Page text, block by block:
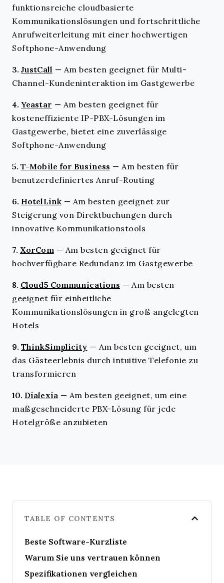
funktionsreiche cloudbasierte
Kommunikationslösungen und fortschrittliche
Anrufweiterleitung mit einer hochwertigen
Softphone-Anwendung
3. JustCall — Am besten geeignet für Multi-
Channel-Kundeninteraktion im Gastgewerbe
4. Yeastar — Am besten geeignet für
kosteneffiziente IP-PBX-Lösungen im
Gastgewerbe, bietet eine zuverlässige
Softphone-Anwendung
5. T-Mobile for Business — Am besten für
benutzerdefiniertes Anruf-Routing
6. HotelLink — Am besten geeignet zur
Steigerung von Direktbuchungen durch
innovative Kommunikationstools
7. XorCom — Am besten geeignet für
hochverfügbare Redundanz im Gastgewerbe
8. Cloud5 Communications — Am besten
geeignet für einheitliche
Kommunikationslösungen in groß angelegten
Hotels
9. ThinkSimplicity — Am besten geeignet, um
das Gästeerlebnis durch intuitive Telefonie zu
transformieren
10. Dialexia — Am besten geeignet, um eine
maßgeschneiderte PBX-Lösung für jede
Hotelgröße anzubieten
TABLE OF CONTENTS
Beste Software-Kurzliste
Warum Sie uns vertrauen können
Spezifikationen vergleichen